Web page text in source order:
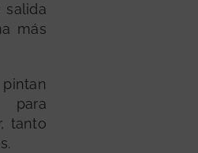
salida
más
para
tanto